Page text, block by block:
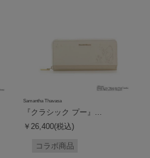
Samantha Thavasa
『クラシック プー』...
￥26,400(税込)
コラボ商品